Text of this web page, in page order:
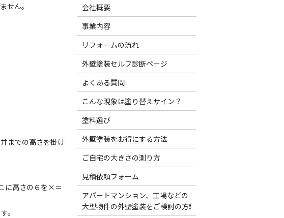
せん。
までの高さを掛け
に高さの６を×＝
。
会社概要
事業内容
リフォームの流れ
外壁塗装セルフ診断ページ
よくある質問
こんな現象は塗り替えサイン？
塗料選び
外壁塗装をお得にする方法
ご自宅の大きさの測り方
見積依頼フォーム
アパートマンション、工場などの
大型物件の外壁塗装をご検討の方❗️